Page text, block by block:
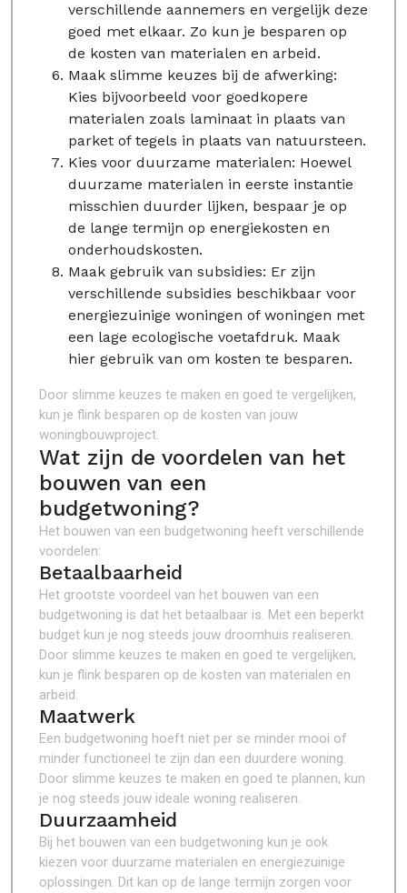
verschillende aannemers en vergelijk deze
goed met elkaar. Zo kun je besparen op
de kosten van materialen en arbeid.
Maak slimme keuzes bij de afwerking:
Kies bijvoorbeeld voor goedkopere
materialen zoals laminaat in plaats van
parket of tegels in plaats van natuursteen.
Kies voor duurzame materialen: Hoewel
duurzame materialen in eerste instantie
misschien duurder lijken, bespaar je op
de lange termijn op energiekosten en
onderhoudskosten.
Maak gebruik van subsidies: Er zijn
verschillende subsidies beschikbaar voor
energiezuinige woningen of woningen met
een lage ecologische voetafdruk. Maak
hier gebruik van om kosten te besparen.
Door slimme keuzes te maken en goed te vergelijken,
kun je flink besparen op de kosten van jouw
woningbouwproject.
Wat zijn de voordelen van het
bouwen van een
budgetwoning?
Het bouwen van een budgetwoning heeft verschillende
voordelen:
Betaalbaarheid
Het grootste voordeel van het bouwen van een
budgetwoning is dat het betaalbaar is. Met een beperkt
budget kun je nog steeds jouw droomhuis realiseren.
Door slimme keuzes te maken en goed te vergelijken,
kun je flink besparen op de kosten van materialen en
arbeid.
Maatwerk
Een budgetwoning hoeft niet per se minder mooi of
minder functioneel te zijn dan een duurdere woning.
Door slimme keuzes te maken en goed te plannen, kun
je nog steeds jouw ideale woning realiseren.
Duurzaamheid
Bij het bouwen van een budgetwoning kun je ook
kiezen voor duurzame materialen en energiezuinige
oplossingen. Dit kan op de lange termijn zorgen voor